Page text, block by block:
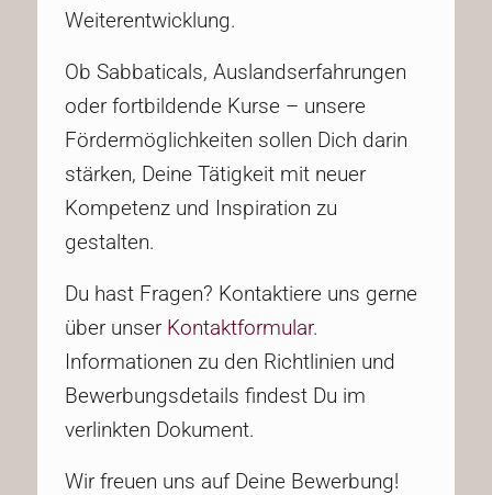
Weiterentwicklung.
Ob Sabbaticals, Auslandserfahrungen
oder fortbildende Kurse – unsere
Fördermöglichkeiten sollen Dich darin
stärken, Deine Tätigkeit mit neuer
Kompetenz und Inspiration zu
gestalten.
Du hast Fragen? Kontaktiere uns gerne
über unser Kontaktformular.
Informationen zu den Richtlinien und
Bewerbungsdetails findest Du im
verlinkten Dokument.
Wir freuen uns auf Deine Bewerbung!